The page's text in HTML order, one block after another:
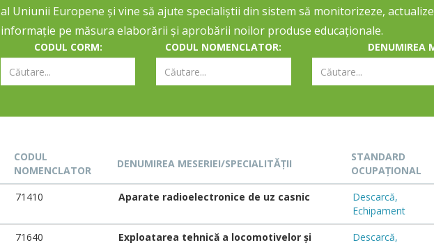
al Uniunii Europene și vine să ajute specialiștii din sistem să monitorizeze,
informație pe măsura elaborării și aprobării noilor produse educaționale.
CODUL CORM: CODUL NOMENCLATOR: DENUMIREA
CODUL
NOMENCLATOR
DENUMIREA MESERIEI/SPECIALITĂȚII
STANDARD
OCUPAȚIONAL
71410 Aparate radioelectronice de uz casnic
Descarcă,
Echipament
71640
Exploatarea tehnică a locomotivelor și
Descarcă,